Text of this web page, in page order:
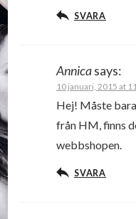
SVARA
Annicasays:
10 januari, 2015 at
Hej! Måste
från HM, finns
webbshopen.
SVARA